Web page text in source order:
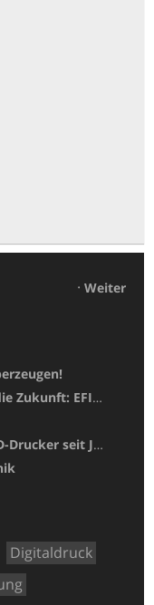
· Weiter
Druckpunkt investiert in die Zukunft: EFI Nozomi 14000 SD erweitert unser Leistungsspektrum
Der EFI VUTEK LX3 Pro-LED-Drucker seit Januar 2018 bei uns im Einsatz!
Digitaldruck